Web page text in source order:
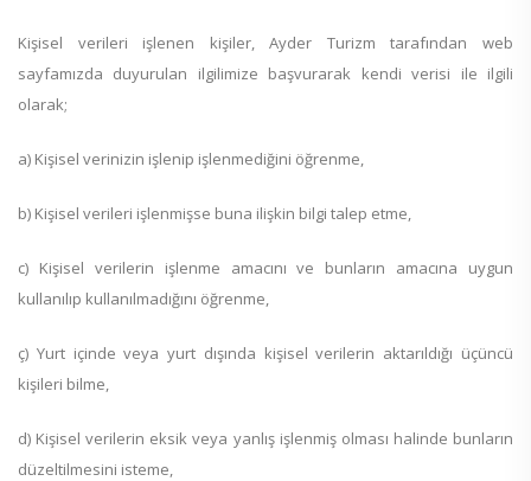
Kişisel verileri işlenen kişiler, Ayder Turizm tarafından web
sayfamızda duyurulan ilgilimize başvurarak kendi verisi ile ilgili
olarak;
a) Kişisel verinizin işlenip işlenmediğini öğrenme,
b) Kişisel verileri işlenmişse buna ilişkin bilgi talep etme,
c) Kişisel verilerin işlenme amacını ve bunların amacına uygun
kullanılıp kullanılmadığını öğrenme,
ç) Yurt içinde veya yurt dışında kişisel verilerin aktarıldığı üçüncü
kişileri bilme,
d) Kişisel verilerin eksik veya yanlış işlenmiş olması halinde bunların
düzeltilmesini isteme,